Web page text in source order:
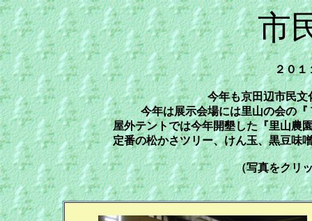
市
２０１
今年も京田辺市民文
今年は展示会場には里山の会の
屋外テントでは今年開墾した『里山
定番の松かさツリー、けん玉、黒豆味
（写真をクリ